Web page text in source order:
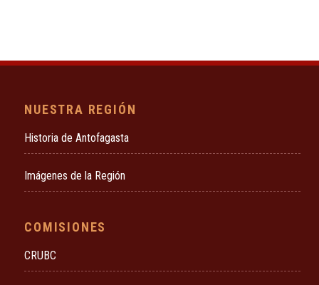
NUESTRA REGIÓN
Historia de Antofagasta
Imágenes de la Región
COMISIONES
CRUBC